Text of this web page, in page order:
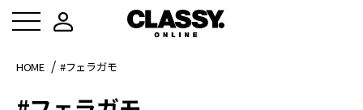
HOME #フェラガモ